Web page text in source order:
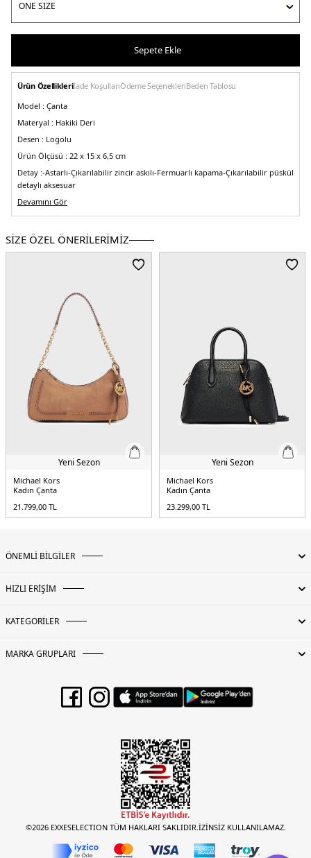
Sepete Ekle
Ürün Özellikleriİade KoşullarıÖdeme SeçenekleriBeden Tablosu
Model : Çanta
Materyal : Hakiki Deri
Desen : Logolu
Ürün Ölçüsü : 22 x 15 x 6,5 cm
Detay :-Astarlı-Çıkarılabilir zincir askılı-Fermuarlı kapama-Çıkarılabilir püskül
detaylı aksesuar
Üretim Yeri :Kamboçya
5DE232F7GGNM8L297.17
Devamını Gör
SİZE ÖZEL ÖNERİLERİMİZ
Yeni Sezon
Michael Kors
Kadın Çanta
21.799,00 TL
Yeni Sezon
Michael Kors
Kadın Çanta
23.299,00 TL
ÖNEMLİ BİLGİLER
HIZLI ERİŞİM
KATEGORİLER
MARKA GRUPLARI
©2026 EXXESELECTION TÜM HAKLARI SAKLIDIR.İZİNSİZ KULLANILAMAZ.